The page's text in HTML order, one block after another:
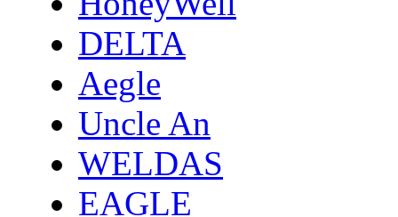
DELTA
Aegle
Uncle An
WELDAS
EAGLE